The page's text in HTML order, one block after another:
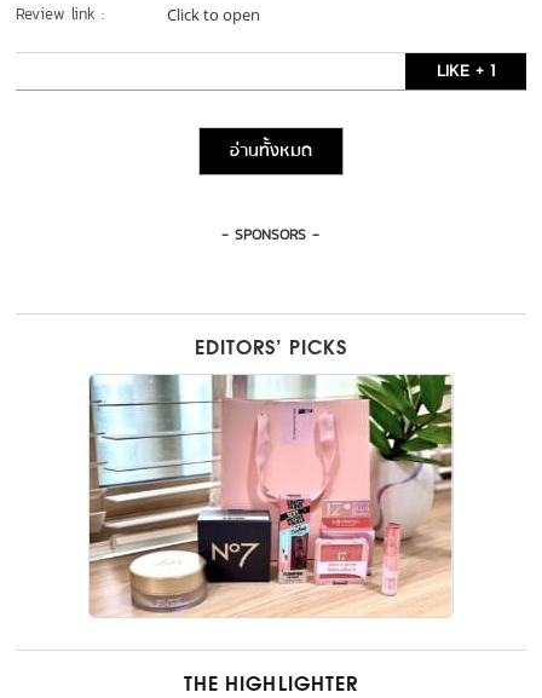
Review link : Click to open
LIKE + 1
อ่านทั้งหมด
- SPONSORS -
EDITORS’ PICKS
THE HIGHLIGHTER